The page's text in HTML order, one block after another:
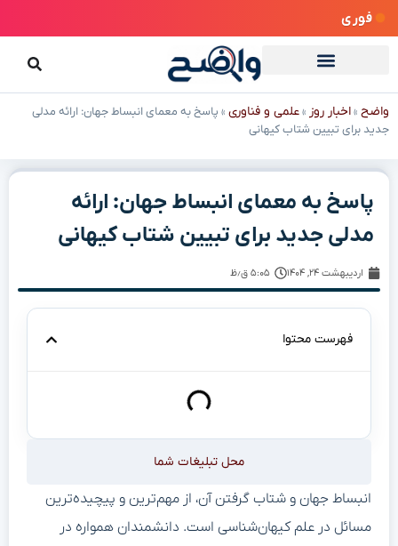
فوری
واضح »اخبار روز »علمی و فناوری » پاسخ به معمای انبساط جهان: ارائه مدلی
جدید برای تبیین شتاب کیهانی
پاسخ به معمای انبساط جهان: ارائه
مدلی جدید برای تبیین شتاب کیهانی
اردیبهشت ۲۴, ۱۴۰۴ ۵:۰۵ ق٫ظ
فهرست محتوا
محل تبلیغات شما
انبساط جهان و شتاب گرفتن آن، از مهم‌ترین و پیچیده‌ترین
مسائل در علم کیهان‌شناسی است. دانشمندان همواره در